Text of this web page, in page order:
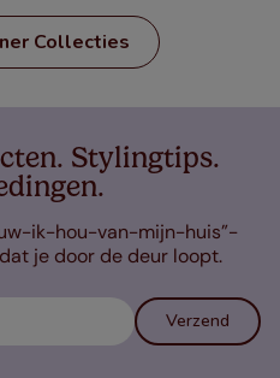
Collecties
Stylingtips.
ik-hou-van-mijn-huis”-
je door de deur loopt.
Verzend